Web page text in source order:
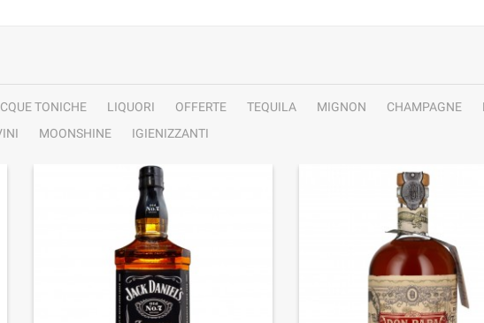
TONICHE LIQUORI OFFERTE TEQUILA MIGNON CHAMPAGNE
MOONSHINE IGIENIZZANTI